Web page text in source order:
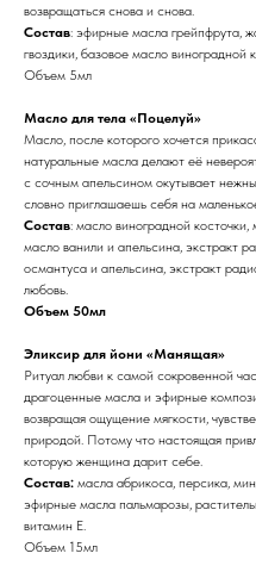
возвращаться снова и снова.
Состав: эфирные масла грейпфрута,
гвоздики, базовое масло виноградной
Объем 5мл
Масло для тела «Поцелуй»
Масло, после которого хочется
натуральные масла делают её
с сочным апельсином окутывает
словно приглашаешь себя на
Состав: масло виноградной
масло ванили и апельсина, экстракт
османтуса и апельсина, экстракт
любовь.
Объем 50мл
Эликсир для йони «Манящая»
Ритуал любви к самой сокровенной
драгоценные масла и эфирные
возвращая ощущение мягкости,
природой. Потому что настоящая
которую женщина дарит себе.
Состав: масла абрикоса, персика,
эфирные масла пальмарозы,
витамин Е.
Объем 15мл